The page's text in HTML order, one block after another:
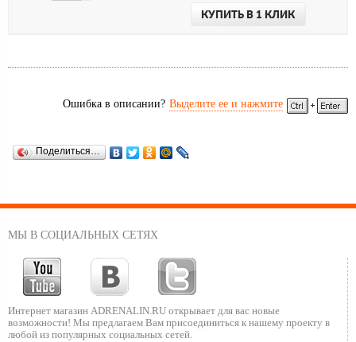
КУПИТЬ В 1 КЛИК
Ошибка в описании? Выделите ее и нажмите
Поделиться…
МЫ В СОЦИАЛЬНЫХ СЕТЯХ
Интернет магазин ADRENALIN.RU открывает для вас новые
возможности! Мы предлагаем Вам присоединиться к нашему проекту в
любой из популярных социальных сетей.